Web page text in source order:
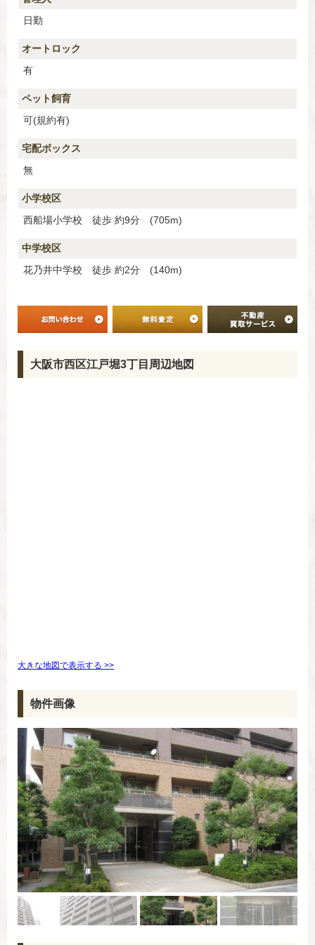
日勤
オートロック
有
ペット飼育
可(規約有)
宅配ボックス
無
小学校区
西船場小学校 徒歩 約9分 (705m)
中学校区
花乃井中学校 徒歩 約2分 (140m)
大阪市西区江戸堀3丁目周辺地図
大きな地図で表示する >>
物件画像